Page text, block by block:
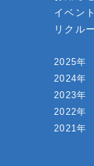
イベント
リクル
2025年
2024年
2023年
2022年
2021年